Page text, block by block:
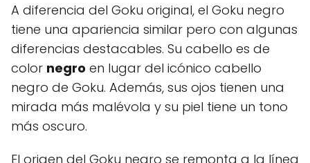
A diferencia del Goku original, el Goku negro
tiene una apariencia similar pero con algunas
diferencias destacables. Su cabello es de
color negro en lugar del icónico cabello
negro de Goku. Además, sus ojos tienen una
mirada más malévola y su piel tiene un tono
más oscuro.
El origen del Goku negro se remonta a la línea